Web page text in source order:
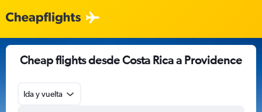
Cheap flights desde Costa Rica a Providence
Ida y vuelta